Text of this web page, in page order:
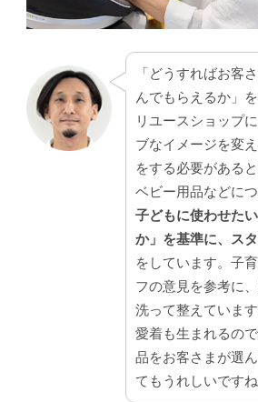
「どうすればお客
んでもらえるか」
リユースショップ
ブなイメージを変
をする必要がある
ベビー用品などにつ
子どもに使わせた
か」を基準に、ス
をしています。子
フの意見を参考に
洗って整えています
愛着も生まれるの
品をお客さまが選
てもうれしいですね